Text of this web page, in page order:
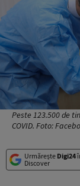
Peste 123.500 de
COVID. Foto:
Urmărește Digi24
Discover